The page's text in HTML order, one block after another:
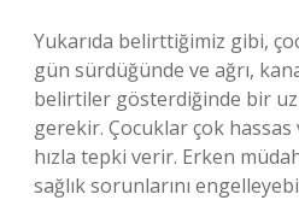
Yukarıda belirttiğimiz gibi,
gün sürdüğünde ve ağrı,
belirtiler gösterdiğinde bir
gerekir. Çocuklar çok hassas
hızla tepki verir. Erken
sağlık sorunlarını